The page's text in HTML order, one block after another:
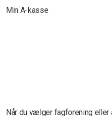
Min A-kasse
Når du vælger fagforening